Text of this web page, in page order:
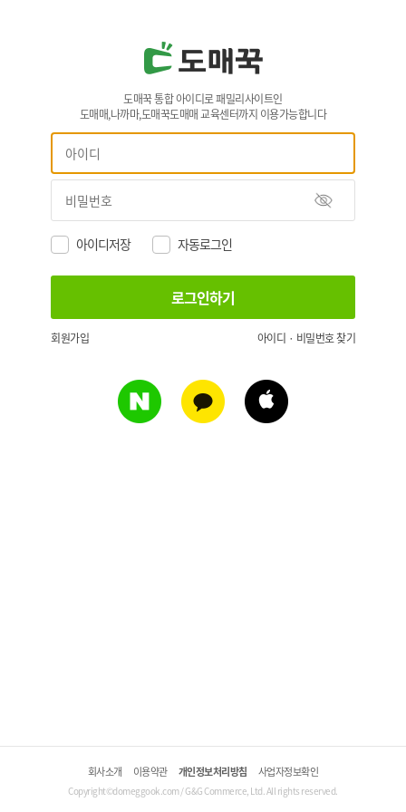
도매꾹 통합 아이디로 패밀리사이트인
도매매,나까마,도매꾹도매매 교육센터까지 이용가능합니다
아이디저장 자동로그인
회원가입 아이디 · 비밀번호 찾기
회사소개 이용약관 개인정보처리방침 사업자정보확인
Copyright©domeggook.com / G&G Commerce, Ltd. All rights reserved.